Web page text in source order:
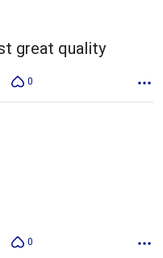
great quality
0
0